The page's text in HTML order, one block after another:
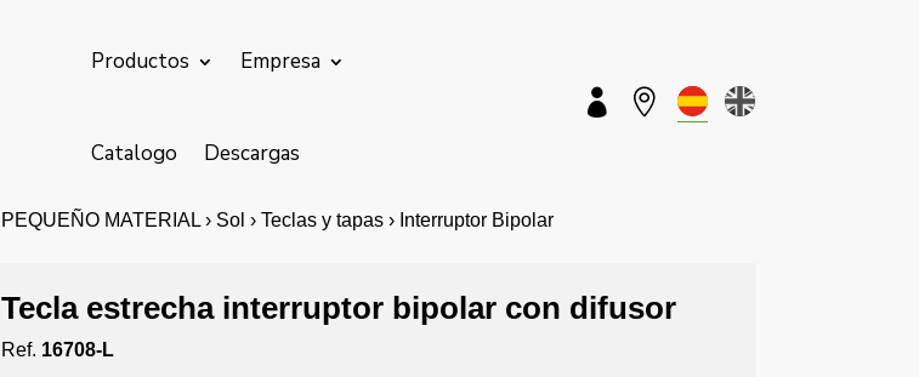
Productos Empresa
Catalogo Descargas
 
PEQUEÑO MATERIAL › Sol › Teclas y tapas › Interruptor Bipolar
Tecla estrecha interruptor bipolar con difusor
Ref. 16708-L